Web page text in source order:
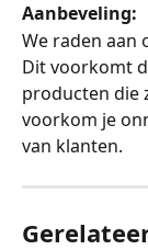
Aanbeveling:
We raden aan
Dit voorkomt
producten die
voorkom je
van klanten.